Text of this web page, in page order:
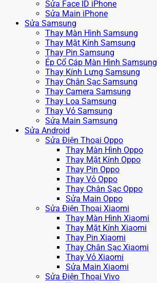
Sửa Face ID iPhone
Sửa Main iPhone
Sửa Samsung
Thay Màn Hình Samsung
Thay Mặt Kính Samsung
Thay Pin Samsung
Ép Cổ Cáp Màn Hình Samsung
Thay Kính Lưng Samsung
Thay Chân Sạc Samsung
Thay Camera Samsung
Thay Loa Samsung
Thay Vỏ Samsung
Sửa Main Samsung
Sửa Android
Sửa Điện Thoại Oppo
Thay Màn Hình Oppo
Thay Mặt Kính Oppo
Thay Pin Oppo
Thay Vỏ Oppo
Thay Chân Sạc Oppo
Sửa Main Oppo
Sửa Điện Thoại Xiaomi
Thay Màn Hình Xiaomi
Thay Mặt Kính Xiaomi
Thay Pin Xiaomi
Thay Chân Sạc Xiaomi
Thay Vỏ Xiaomi
Sửa Main Xiaomi
Sửa Điện Thoại Vivo